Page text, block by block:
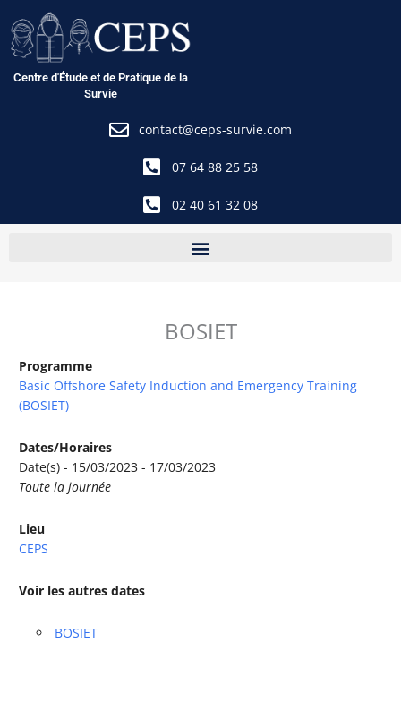
au
contenu
Centre d'Étude et de Pratique de la
Survie
contact@ceps-survie.com
07 64 88 25 58
02 40 61 32 08
BOSIET
Programme
Basic Offshore Safety Induction and Emergency Training
(BOSIET)
Dates/Horaires
Date(s) - 15/03/2023 - 17/03/2023
Toute la journée
Lieu
CEPS
Voir les autres dates
BOSIET